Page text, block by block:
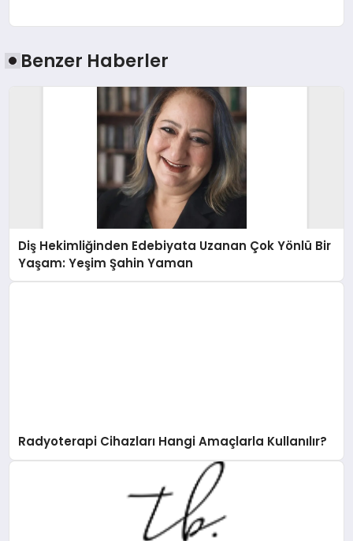
Benzer Haberler
Diş Hekimliğinden Edebiyata Uzanan Çok Yönlü Bir
Yaşam: Yeşim Şahin Yaman
Radyoterapi Cihazları Hangi Amaçlarla Kullanılır?